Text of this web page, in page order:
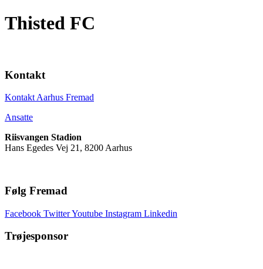
Thisted FC
Kontakt
Kontakt Aarhus Fremad
Ansatte
Riisvangen Stadion
Hans Egedes Vej 21, 8200 Aarhus
Følg Fremad
Facebook TwitterYoutube Instagram Linkedin
Trøjesponsor